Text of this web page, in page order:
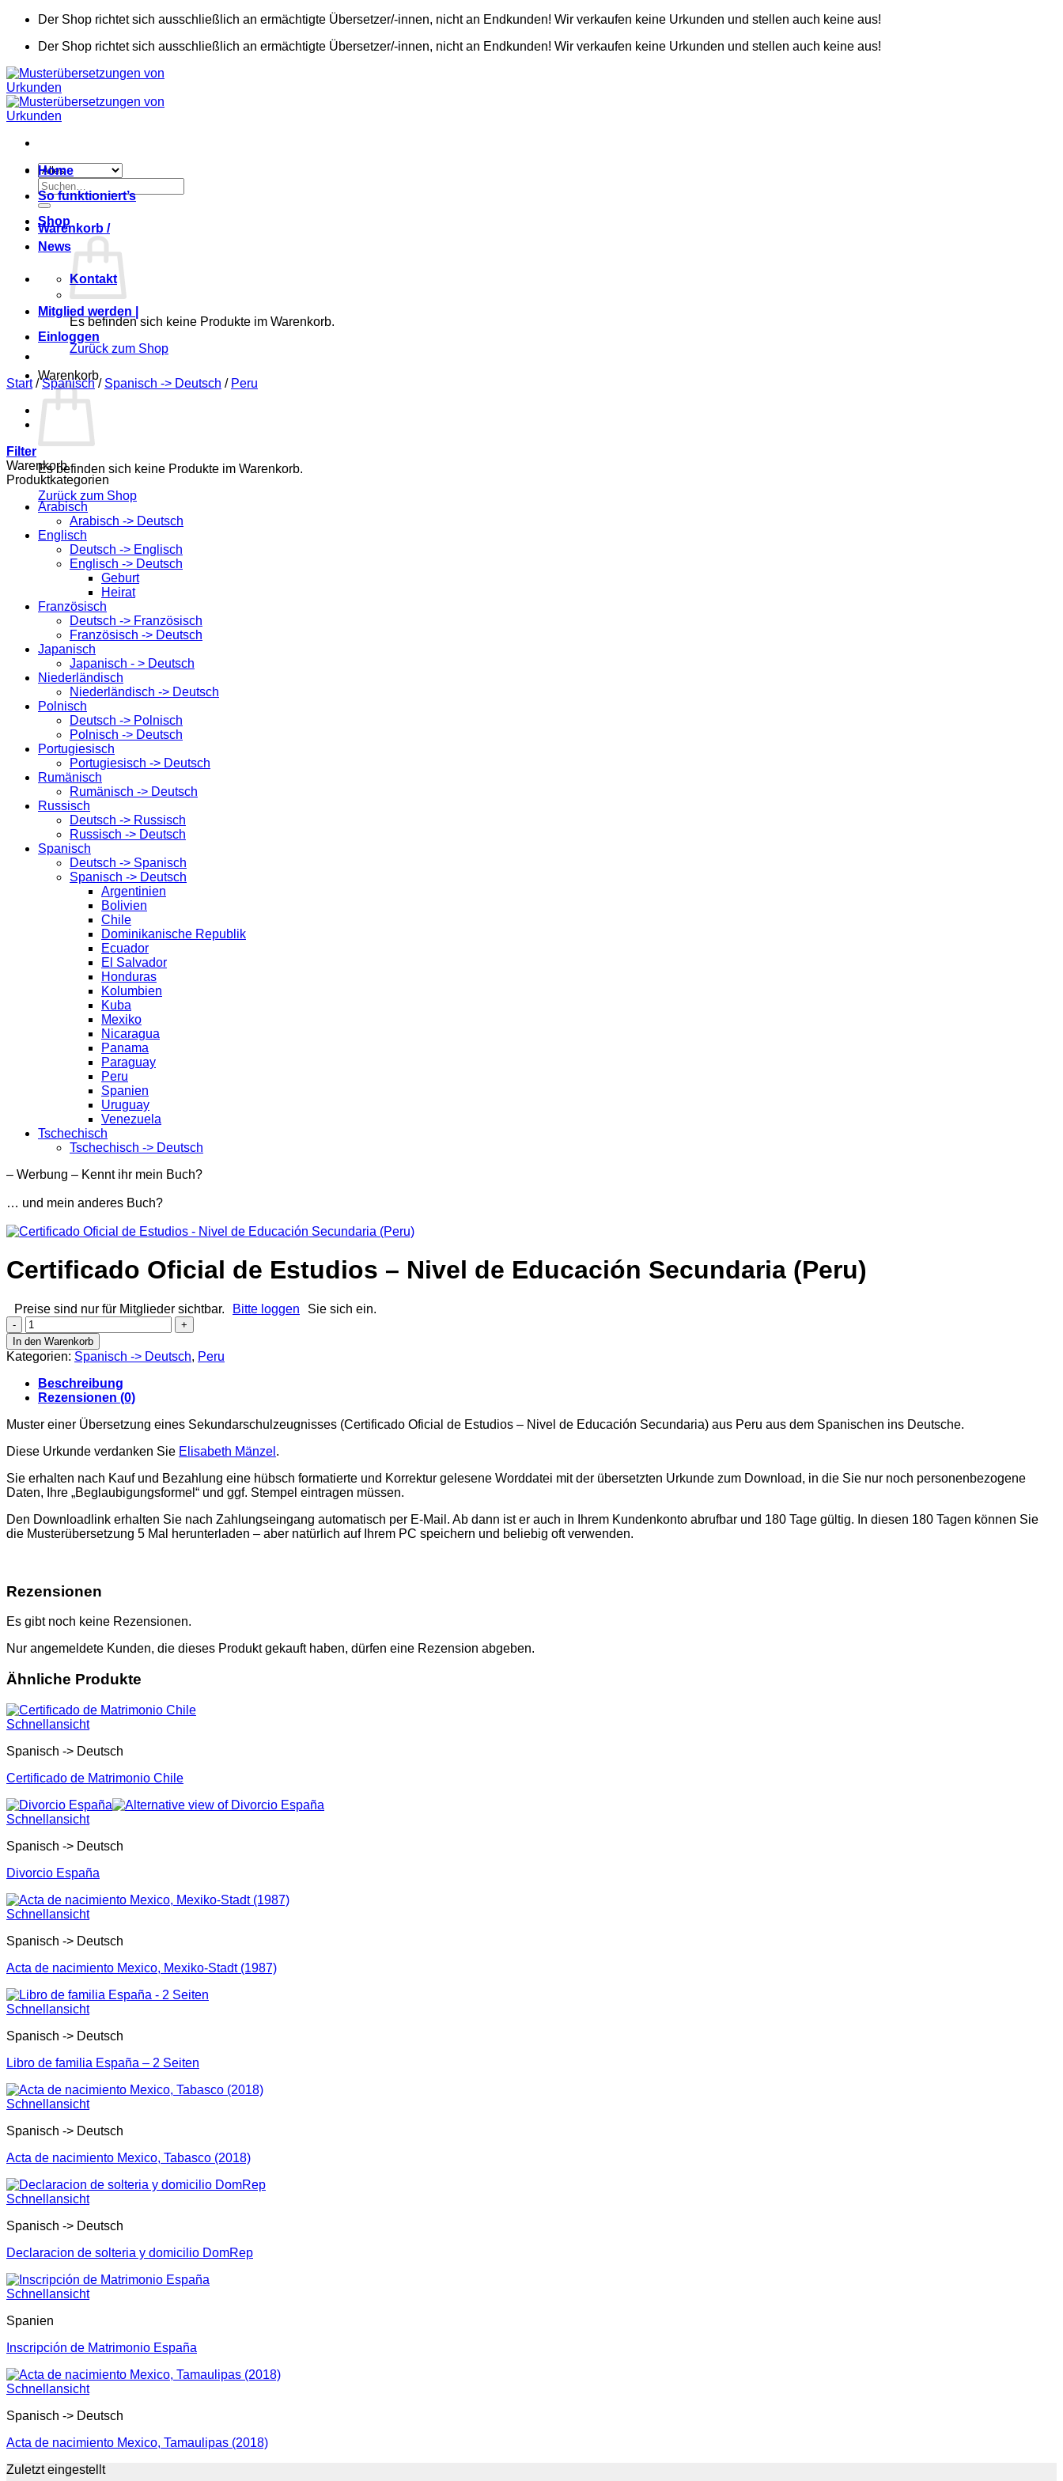
Zum
springen
Der Shop richtet sich ausschließlich an ermächtigte Übersetzer/-innen, nicht an Endkunden! Wir verkaufen keine Urkunden und stellen auch keine aus!
Der Shop richtet sich ausschließlich an ermächtigte Übersetzer/-innen, nicht an Endkunden! Wir verkaufen keine Urkunden und stellen auch keine aus!
Suchen
nach:
Warenkorb /
Es befinden sich keine Produkte im Warenkorb.
Zurück zum Shop
Warenkorb
Es befinden sich keine Produkte im Warenkorb.
Zurück zum Shop
Home
So funktioniert’s
Shop
News
Kontakt
Mitglied werden |
Einloggen
Start / Spanisch / Spanisch -> Deutsch / Peru
Filter
Warenkorb
Produktkategorien
Arabisch
Arabisch -> Deutsch
Englisch
Deutsch -> Englisch
Englisch -> Deutsch
Geburt
Heirat
Französisch
Deutsch -> Französisch
Französisch -> Deutsch
Japanisch
Japanisch - > Deutsch
Niederländisch
Niederländisch -> Deutsch
Polnisch
Deutsch -> Polnisch
Polnisch -> Deutsch
Portugiesisch
Portugiesisch -> Deutsch
Rumänisch
Rumänisch -> Deutsch
Russisch
Deutsch -> Russisch
Russisch -> Deutsch
Spanisch
Deutsch -> Spanisch
Spanisch -> Deutsch
Argentinien
Bolivien
Chile
Dominikanische Republik
Ecuador
El Salvador
Honduras
Kolumbien
Kuba
Mexiko
Nicaragua
Panama
Paraguay
Peru
Spanien
Uruguay
Venezuela
Tschechisch
Tschechisch -> Deutsch
– Werbung – Kennt ihr mein Buch?
… und mein anderes Buch?
Certificado Oficial de Estudios – Nivel de Educación Secundaria (Peru)
Preise sind nur für Mitglieder sichtbar. Bitte loggen
Sie sich ein.
Certificado
Oficial
de
Estudios
-
Nivel
de
Educación
(Peru)
In den Warenkorb
Kategorien: Spanisch -> Deutsch, Peru
Beschreibung
Rezensionen (0)
Muster einer Übersetzung eines Sekundarschulzeugnisses (Certificado Oficial de Estudios – Nivel de Educación Secundaria) aus Peru aus dem Spanischen ins Deutsche.
Diese Urkunde verdanken Sie Elisabeth Mänzel .
Sie erhalten nach Kauf und Bezahlung eine hübsch formatierte und Korrektur gelesene Worddatei mit der übersetzten Urkunde zum Download, in die Sie nur noch personenbezogene
Daten, Ihre „Beglaubigungsformel“ und ggf. Stempel eintragen müssen.
Den Downloadlink erhalten Sie nach Zahlungseingang automatisch per E-Mail. Ab dann ist er auch in Ihrem Kundenkonto abrufbar und 180 Tage gültig. In diesen 180 Tagen können Sie
die Musterübersetzung 5 Mal herunterladen – aber natürlich auf Ihrem PC speichern und beliebig oft verwenden.
Rezensionen
Es gibt noch keine Rezensionen.
Nur angemeldete Kunden, die dieses Produkt gekauft haben, dürfen eine Rezension abgeben.
Ähnliche Produkte
Schnellansicht
Spanisch -> Deutsch
Certificado de Matrimonio Chile
Schnellansicht
Spanisch -> Deutsch
Divorcio España
Schnellansicht
Spanisch -> Deutsch
Acta de nacimiento Mexico, Mexiko-Stadt (1987)
Schnellansicht
Spanisch -> Deutsch
Libro de familia España – 2 Seiten
Schnellansicht
Spanisch -> Deutsch
Acta de nacimiento Mexico, Tabasco (2018)
Schnellansicht
Spanisch -> Deutsch
Declaracion de solteria y domicilio DomRep
Schnellansicht
Spanien
Inscripción de Matrimonio España
Schnellansicht
Spanisch -> Deutsch
Acta de nacimiento Mexico, Tamaulipas (2018)
Zuletzt eingestellt